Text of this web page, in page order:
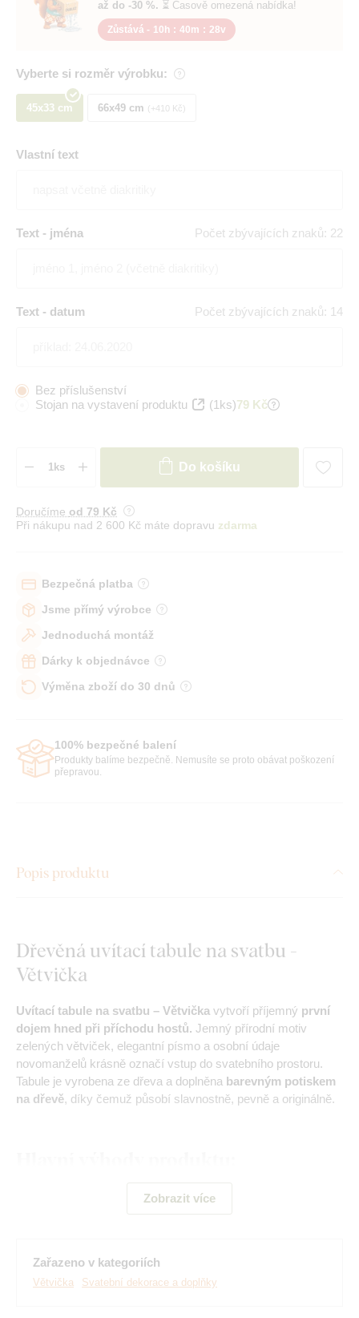
až do -30 %. ⏳ Časově omezená nabídka!
Zůstává - 10h : 40m : 27v
Vyberte si rozměr výrobku:
45x33 cm 66x49 cm +410 Kč
Vlastní text
Text - jména Počet zbývajících znaků: 22
Text - datum Počet zbývajících znaků: 14
Bez příslušenství
Stojan na vystavení produktu
(1ks)79 Kč
Do košíku
Doručíme od 79 Kč
Při nákupu nad 2 600 Kč máte dopravu zdarma
Bezpečná platba
Jsme přímý výrobce
Jednoduchá montáž
Dárky k objednávce
Výměna zboží do 30 dnů
100% bezpečné balení
Produkty balíme bezpečně. Nemusíte se proto obávat poškození
přepravou.
Popis produktu
Dřevěná uvítací tabule na svatbu -
Větvička
Uvítací tabule na svatbu – Větvička vytvoří příjemný první
dojem hned při příchodu hostů. Jemný přírodní motiv
zelených větviček, elegantní písmo a osobní údaje
novomanželů krásně označí vstup do svatebního prostoru.
Tabule je vyrobena ze dřeva a doplněna barevným potiskem
na dřevě, díky čemuž působí slavnostně, pevně a originálně.
Uvítací tabule na svatbu se jmény novomanželů
Jemný motiv větviček vhodný k přírodní i elegantní
Zobrazit více
Zařazeno v kategoriích
Větvička Svatební dekorace a doplňky